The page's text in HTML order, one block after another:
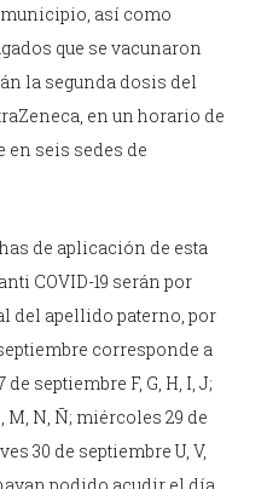
municipio, así como
que se vacunaron
la segunda dosis del
en un horario de
en seis sedes de
de aplicación de esta
COVID-19 serán por
del apellido paterno, por
corresponde a
de septiembre F, G, H, I, J;
M, N, Ñ; miércoles 29 de
30 de septiembre U, V,